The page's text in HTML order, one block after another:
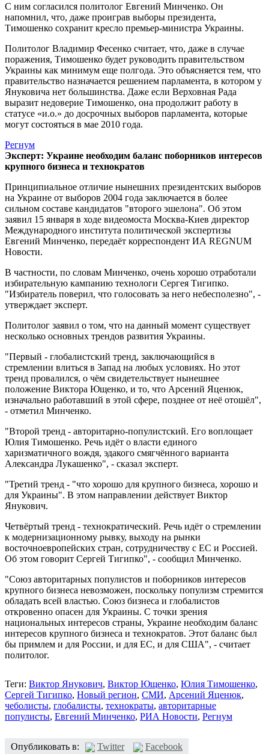
С ним согласился политолог Евгений Минченко. Он
напомнил, что, даже проиграв выборы президента,
Тимошенко сохранит кресло премьер-министра Украины.
Политолог Владимир Фесенко считает, что, даже в случае
поражения, Тимошенко будет руководить правительством
Украины как минимум еще полгода. Это объясняется тем, что
правительство назначается решением парламента, в котором у
Януковича нет большинства. Даже если Верховная Рада
выразит недоверие Тимошенко, она продолжит работу в
статусе «и.о.» до досрочных выборов парламента, которые
могут состояться в мае 2010 года.
Регнум
Эксперт: Украине необходим баланс поборников интересов
крупного бизнеса и технократов
Принципиальное отличие нынешних президентских выборов
на Украине от выборов 2004 года заключается в более
сильном составе кандидатов "второго эшелона". Об этом
заявил 15 января в ходе видеомоста Москва-Киев директор
Международного института политической экспертизы
Евгений Минченко, передаёт корреспондент ИА REGNUM
Новости.
В частности, по словам Минченко, очень хорошо отработали
избирательную кампанию технологи Сергея Тигипко.
"Избиратель поверил, что голосовать за него небесполезно", -
утверждает эксперт.
Политолог заявил о том, что на данный момент существует
несколько основных трендов развития Украины.
"Первый - глобалистский тренд, заключающийся в
стремлении влиться в Запад на любых условиях. Но этот
тренд провалился, о чём свидетельствует нынешнее
положение Виктора Ющенко, и то, что Арсений Яценюк,
изначально работавший в этой сфере, позднее от неё отошёл",
- отметил Минченко.
"Второй тренд - авторитарно-популистский. Его воплощает
Юлия Тимошенко. Речь идёт о власти единого
харизматичного вождя, эдакого смягчённого варианта
Александра Лукашенко", - сказал эксперт.
"Третий тренд - "что хорошо для крупного бизнеса, хорошо и
для Украины". В этом направлении действует Виктор
Янукович.
Четвёртый тренд - технократический. Речь идёт о стремлении
к модернизационному рывку, выходу на рынки
восточноевропейских стран, сотрудничеству с ЕС и Россией.
Об этом говорит Сергей Тигипко", - сообщил Минченко.
"Союз авторитарных популистов и поборников интересов
крупного бизнеса невозможен, поскольку популизм стремится
обладать всей властью. Союз бизнеса и глобалистов
откровенно опасен для Украины. С точки зрения
национальных интересов страны, Украине необходим баланс
интересов крупного бизнеса и технократов. Этот баланс был
бы примлем и для России, и для ЕС, и для США", - считает
политолог.
Теги: Виктор Янукович, Виктор Ющенко, Юлия Тимошенко,
Сергей Тигипко, Новый регион, СМИ, Арсений Яценюк,
чеболисты, глобалисты, технократы, авторитарные
популисты, Евгений Минченко, РИА Новости, Регнум
Опубликовать в: Twitter Facebook